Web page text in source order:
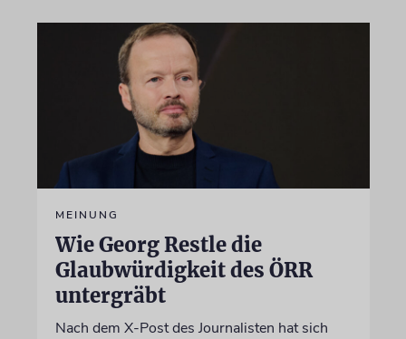
MEINUNG
Wie Georg Restle die
Glaubwürdigkeit des ÖRR
untergräbt
Nach dem X-Post des Journalisten hat sich